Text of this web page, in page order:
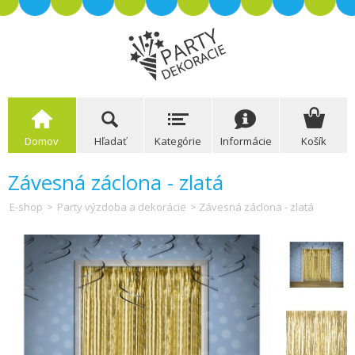
Domov Hľadať Kategórie Informácie Košík
Závesná záclona - zlatá
E-shop > Party výzdoba a dekorácie > Závesná záclona - zlatá